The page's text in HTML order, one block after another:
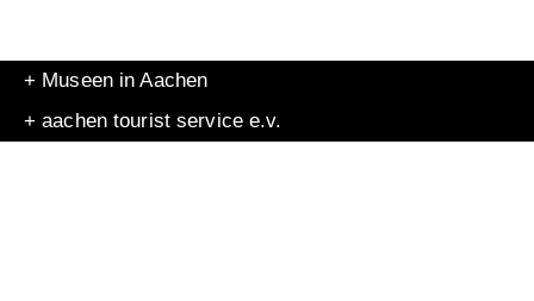
+ Museen in Aachen
+ aachen tourist service e.v.